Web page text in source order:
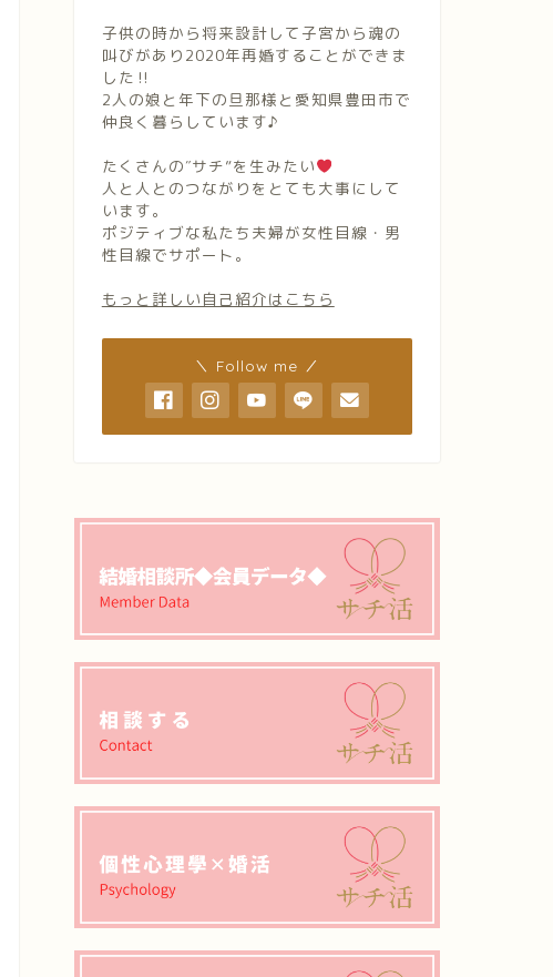
子供の時から将来設計して子宮から魂の
叫びがあり2020年再婚することができま
した‼︎
2人の娘と年下の旦那様と愛知県豊田市で
仲良く暮らしています♪
たくさんの″サチ”を生みたい
人と人とのつながりをとても大事にして
います。
ポジティブな私たち夫婦が女性目線・男
性目線でサポート。
もっと詳しい自己紹介はこちら
＼ Follow me ／